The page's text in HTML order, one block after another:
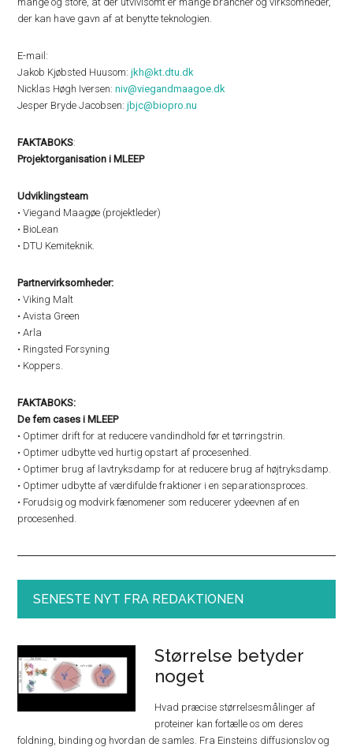
der kan have gavn af at benytte teknologien.
E-mail:
Jakob Kjøbsted Huusom:jkh@kt.dtu.dk
Nicklas Høgh Iversen:niv@viegandmaagoe.dk
Jesper Bryde Jacobsen:jbjc@biopro.nu
FAKTABOKS:
Projektorganisation i MLEEP
Udviklingsteam
• Viegand Maagøe (projektleder)
• BioLean
• DTU Kemiteknik.
Partnervirksomheder:
• Viking Malt
• Avista Green
• Arla
• Ringsted Forsyning
• Koppers.
FAKTABOKS:
De fem cases i MLEEP
• Optimer drift for at reducere vandindhold før et tørringstrin.
• Optimer udbytte ved hurtig opstart af procesenhed.
• Optimer brug af lavtryksdamp for at reducere brug af højtryksdamp.
• Optimer udbytte af værdifulde fraktioner i en separationsproces.
• Forudsig og modvirk fænomener som reducerer ydeevnen af en
procesenhed.
SENESTE NYT FRA REDAKTIONEN
Størrelse betyder
noget
Hvad præcise størrelsesmålinger af
proteiner kan fortælle os om deres
foldning, binding og hvordan de samles. Fra Einsteins diffusionslov og